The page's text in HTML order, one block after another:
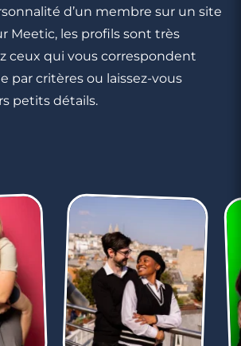
d’un membre sur un site
Meetic, les profils sont très
ceux qui vous correspondent
par critères ou laissez-vous
petits détails.